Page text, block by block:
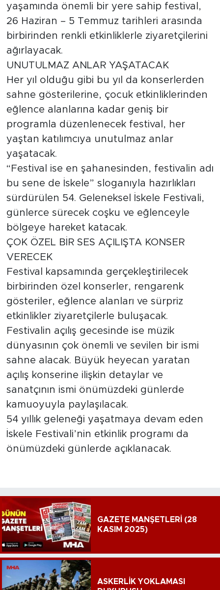
yaşamında önemli bir yere sahip festival,
26 Haziran – 5 Temmuz tarihleri arasında
birbirinden renkli etkinliklerle ziyaretçilerini
ağırlayacak.
UNUTULMAZ ANLAR YAŞATACAK
Her yıl olduğu gibi bu yıl da konserlerden
sahne gösterilerine, çocuk etkinliklerinden
eğlence alanlarına kadar geniş bir
programla düzenlenecek festival, her
yaştan katılımcıya unutulmaz anlar
yaşatacak.
“Festival ise en şahanesinden, festivalin adı
bu sene de İskele” sloganıyla hazırlıkları
sürdürülen 54. Geleneksel İskele Festivali,
günlerce sürecek coşku ve eğlenceyle
bölgeye hareket katacak.
ÇOK ÖZEL BİR SES AÇILIŞTA KONSER
VERECEK
Festival kapsamında gerçekleştirilecek
birbirinden özel konserler, rengarenk
gösteriler, eğlence alanları ve sürpriz
etkinlikler ziyaretçilerle buluşacak.
Festivalin açılış gecesinde ise müzik
dünyasının çok önemli ve sevilen bir ismi
sahne alacak. Büyük heyecan yaratan
açılış konserine ilişkin detaylar ve
sanatçının ismi önümüzdeki günlerde
kamuoyuyla paylaşılacak.
54 yıllık geleneği yaşatmaya devam eden
İskele Festivali’nin etkinlik programı da
önümüzdeki günlerde açıklanacak.
GAZETE MANŞETLERİ (28
KASIM 2025)
ASKERLİK YOKLAMASI